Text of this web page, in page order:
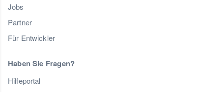
Jobs
Partner
Für Entwickler
Haben Sie Fragen?
Hilfeportal